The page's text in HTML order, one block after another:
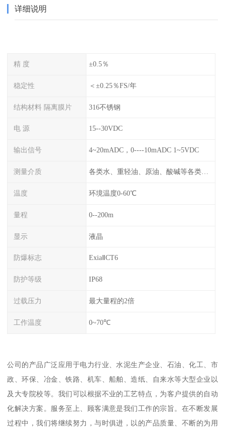
详细说明
精 度 ±0.5％
稳定性 ＜±0.25％FS/年
结构材料 隔离膜片 316不锈钢
电 源 15--30VDC
输出信号 4~20mADC，0----10mADC 1~5VDC
测量介质 各类水、重轻油、原油、酸碱等各类腐蚀液
温度 环境温度0-60℃
量程 0--200m
显示 液晶
防爆标志 ExiaⅡCT6
防护等级 IP68
过载压力 最大量程的2倍
工作温度 0~70℃
公司的产品广泛应用于电力行业、水泥生产企业、石油、化工、市
政、环保、冶金、铁路、机车、船舶、造纸、自来水等大型企业以
及大专院校等。我们可以根据不业的工艺特点，为客户提供的自动
化解决方案。服务至上、顾客满意是我们工作的宗旨。在不断发展
过程中，我们将继续努力，与时俱进，以的产品质量、不断的为用